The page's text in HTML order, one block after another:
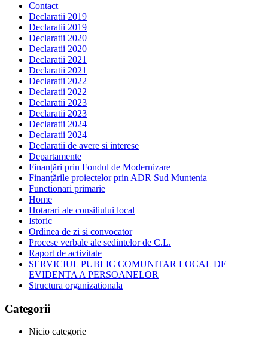
Contact
Declaratii 2019
Declaratii 2019
Declaratii 2020
Declaratii 2020
Declaratii 2021
Declaratii 2021
Declaratii 2022
Declaratii 2022
Declaratii 2023
Declaratii 2023
Declaratii 2024
Declaratii 2024
Declaratii de avere si interese
Departamente
Finanțări prin Fondul de Modernizare
Finanțările proiectelor prin ADR Sud Muntenia
Functionari primarie
Home
Hotarari ale consiliului local
Istoric
Ordinea de zi si convocator
Procese verbale ale sedintelor de C.L.
Raport de activitate
SERVICIUL PUBLIC COMUNITAR LOCAL DE
EVIDENTA A PERSOANELOR
Structura organizationala
Categorii
Nicio categorie